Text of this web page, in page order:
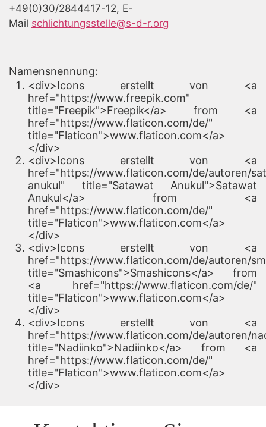
+49(0)30/2844417-12, E-
Mail schlichtungsstelle@s-d-r.org
Namensnennung:
<div>Icons erstellt von <a
href="https://www.freepik.com"
title="Freepik">Freepik</a> from <a
href="https://www.flaticon.com/de/"
title="Flaticon">www.flaticon.com</a>
</div>
<div>Icons erstellt von <a
href="https://www.flaticon.com/de/autoren/
anukul" title="Satawat Anukul">Satawat
Anukul</a> from <a
href="https://www.flaticon.com/de/"
title="Flaticon">www.flaticon.com</a>
</div>
<div>Icons erstellt von <a
href="https://www.flaticon.com/de/autoren/
title="Smashicons">Smashicons</a> from
<a href="https://www.flaticon.com/de/"
title="Flaticon">www.flaticon.com</a>
</div>
<div>Icons erstellt von <a
href="https://www.flaticon.com/de/autoren/
title="Nadiinko">Nadiinko</a> from <a
href="https://www.flaticon.com/de/"
title="Flaticon">www.flaticon.com</a>
</div>